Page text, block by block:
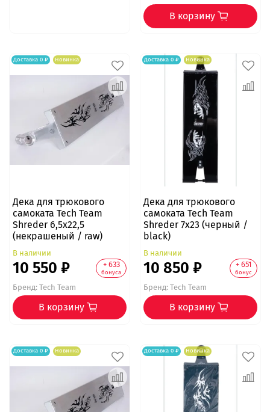
В корзину
Доставка 0 ₽ Новинка
Дека для трюкового
самоката Tech Team
Shreder 6,5x22,5
(некрашеный / raw)
В наличии
10 550 ₽ + 633
бонуса
Бренд:Tech Team
В корзину
Доставка 0 ₽ Новинка
Дека для трюкового
самоката Tech Team
Shreder 7x23 (черный /
black)
В наличии
10 850 ₽ + 651
бонус
Бренд:Tech Team
В корзину
Доставка 0 ₽ Новинка Доставка 0 ₽ Новинка